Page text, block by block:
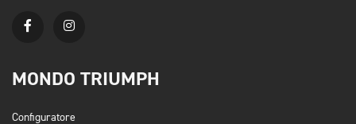
MONDO TRIUMPH
Configuratore